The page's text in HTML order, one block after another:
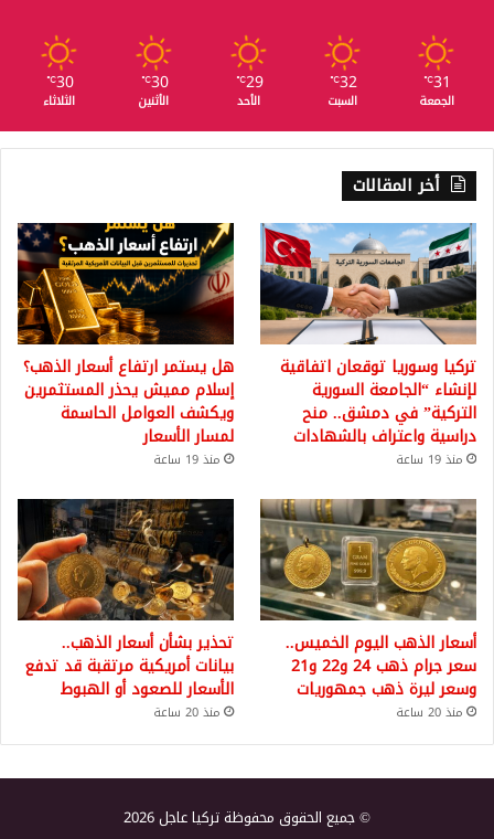
31
℃
الجمعة
32
℃
السبت
29
℃
الأحد
30
℃
الأثنين
30
℃
الثلاثاء
أخر المقالات
تركيا وسوريا توقعان اتفاقية
لإنشاء “الجامعة السورية
التركية” في دمشق.. منح
دراسية واعتراف بالشهادات
منذ 19 ساعة
هل يستمر ارتفاع أسعار الذهب؟
إسلام مميش يحذر المستثمرين
ويكشف العوامل الحاسمة
لمسار الأسعار
منذ 19 ساعة
أسعار الذهب اليوم الخميس..
سعر جرام ذهب 24 و22 و21
وسعر ليرة ذهب جمهوريات
منذ 20 ساعة
تحذير بشأن أسعار الذهب..
بيانات أمريكية مرتقبة قد تدفع
الأسعار للصعود أو الهبوط
منذ 20 ساعة
© جميع الحقوق محفوظة تركيا عاجل 2026